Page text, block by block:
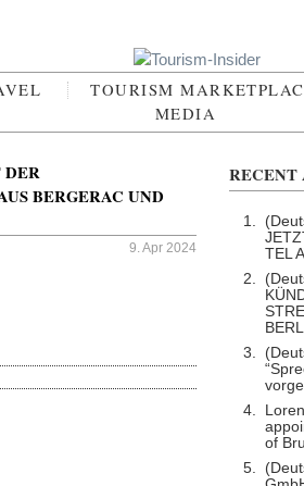
TOURISM
MEDIA
DER
BERGERAC UND
9. Apr 2024
RECENT
TEL
of